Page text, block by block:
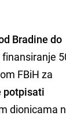
Bradine do
finansiranje
FBiH za
potpisati
dionicama